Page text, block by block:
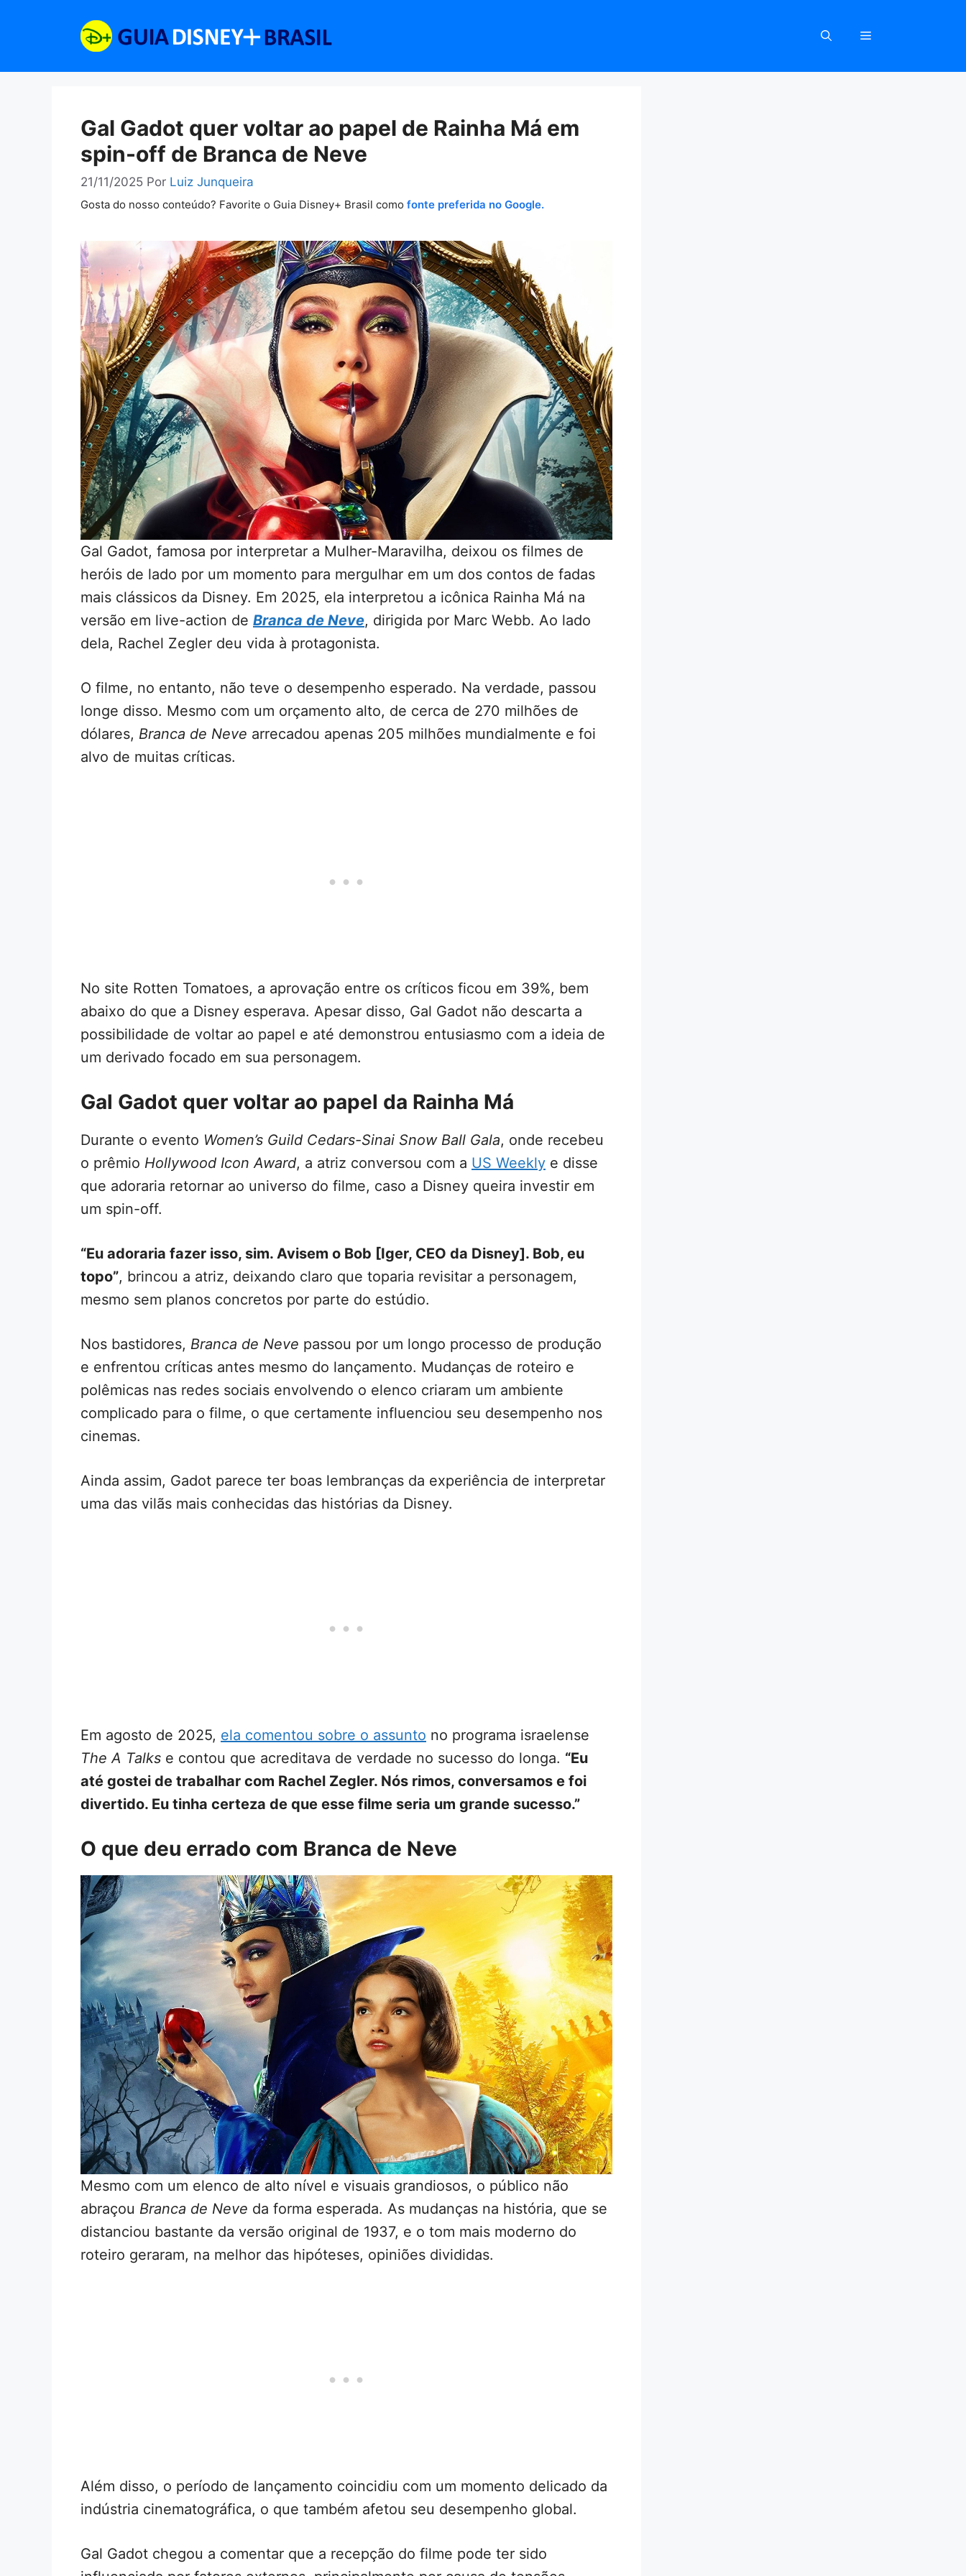
Gal Gadot quer voltar ao papel de Rainha Má em
spin-off de Branca de Neve
21/11/2025 Por Luiz Junqueira
Gosta do nosso conteúdo? Favorite o Guia Disney+ Brasil como fonte preferida no Google.
Gal Gadot, famosa por interpretar a Mulher-Maravilha, deixou os filmes de
heróis de lado por um momento para mergulhar em um dos contos de fadas
mais clássicos da Disney. Em 2025, ela interpretou a icônica Rainha Má na
versão em live-action de Branca de Neve, dirigida por Marc Webb. Ao lado
dela, Rachel Zegler deu vida à protagonista.
O filme, no entanto, não teve o desempenho esperado. Na verdade, passou
longe disso. Mesmo com um orçamento alto, de cerca de 270 milhões de
dólares, Branca de Neve arrecadou apenas 205 milhões mundialmente e foi
alvo de muitas críticas.
No site Rotten Tomatoes, a aprovação entre os críticos ficou em 39%, bem
abaixo do que a Disney esperava. Apesar disso, Gal Gadot não descarta a
possibilidade de voltar ao papel e até demonstrou entusiasmo com a ideia de
um derivado focado em sua personagem.
Gal Gadot quer voltar ao papel da Rainha Má
Durante o evento Women’s Guild Cedars-Sinai Snow Ball Gala, onde recebeu
o prêmio Hollywood Icon Award, a atriz conversou com a US Weekly e disse
que adoraria retornar ao universo do filme, caso a Disney queira investir em
um spin-off.
“Eu adoraria fazer isso, sim. Avisem o Bob [Iger, CEO da Disney]. Bob, eu
topo”, brincou a atriz, deixando claro que toparia revisitar a personagem,
mesmo sem planos concretos por parte do estúdio.
Nos bastidores, Branca de Neve passou por um longo processo de produção
e enfrentou críticas antes mesmo do lançamento. Mudanças de roteiro e
polêmicas nas redes sociais envolvendo o elenco criaram um ambiente
complicado para o filme, o que certamente influenciou seu desempenho nos
cinemas.
Ainda assim, Gadot parece ter boas lembranças da experiência de interpretar
uma das vilãs mais conhecidas das histórias da Disney.
Em agosto de 2025, ela comentou sobre o assunto no programa israelense
The A Talks e contou que acreditava de verdade no sucesso do longa. “Eu
até gostei de trabalhar com Rachel Zegler. Nós rimos, conversamos e foi
divertido. Eu tinha certeza de que esse filme seria um grande sucesso.”
O que deu errado com Branca de Neve
Mesmo com um elenco de alto nível e visuais grandiosos, o público não
abraçou Branca de Neve da forma esperada. As mudanças na história, que se
distanciou bastante da versão original de 1937, e o tom mais moderno do
roteiro geraram, na melhor das hipóteses, opiniões divididas.
Além disso, o período de lançamento coincidiu com um momento delicado da
indústria cinematográfica, o que também afetou seu desempenho global.
Gal Gadot chegou a comentar que a recepção do filme pode ter sido